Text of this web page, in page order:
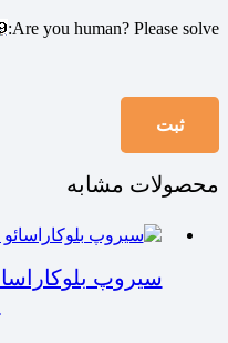
Are you human? Please solve:
محصولات مشابه